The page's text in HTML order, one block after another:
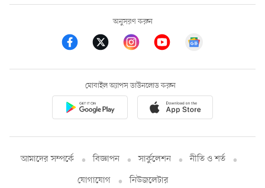
অনুসরণ করুন
মোবাইল অ্যাপস ডাউনলোড করুন
আমাদের সম্পর্কে বিজ্ঞাপন সার্কুলেশন
নীতি ও শর্ত
যোগাযোগ
নিউজলেটার